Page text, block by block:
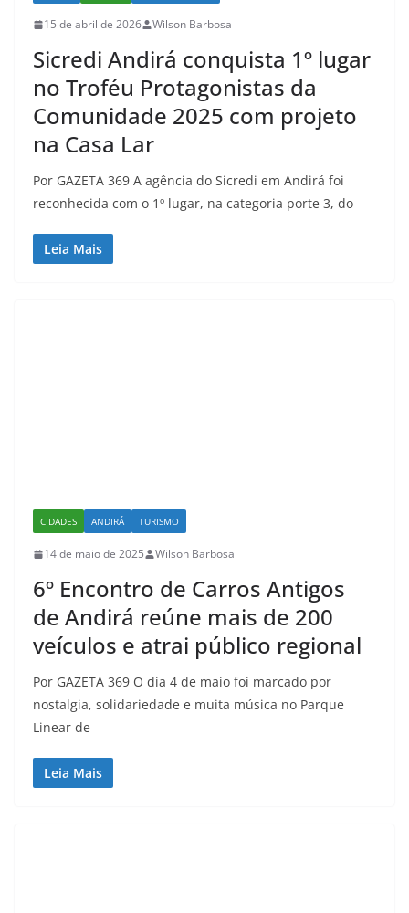
15 de abril de 2026 Wilson Barbosa
Sicredi Andirá conquista 1º lugar
no Troféu Protagonistas da
Comunidade 2025 com projeto
na Casa Lar
Por GAZETA 369 A agência do Sicredi em Andirá foi
reconhecida com o 1º lugar, na categoria porte 3, do
Leia Mais
CIDADES ANDIRÁ TURISMO
14 de maio de 2025 Wilson Barbosa
6º Encontro de Carros Antigos
de Andirá reúne mais de 200
veículos e atrai público regional
Por GAZETA 369 O dia 4 de maio foi marcado por
nostalgia, solidariedade e muita música no Parque
Linear de
Leia Mais